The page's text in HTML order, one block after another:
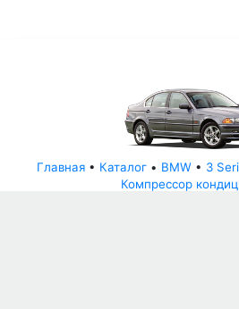
Главная • Каталог • BMW • 3
Компрессор